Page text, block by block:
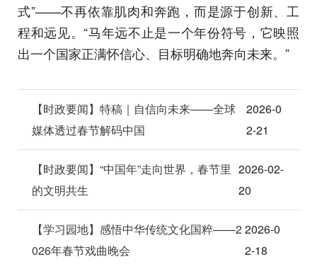
式”——不再依靠肌肉和奔跑，而是源于创新、工
程和远见。“马年远不止是一个年份符号，它映照
出一个国家正满怀信心、目标明确地奔向未来。”
【时政要闻】特稿｜自信向未来——全球
媒体透过春节解码中国
2026-0
2-21
【时政要闻】“中国年”走向世界，春节里
的文明共生
2026-02-
20
【学习园地】感悟中华传统文化国粹——2
026年春节戏曲晚会
2026-0
2-18